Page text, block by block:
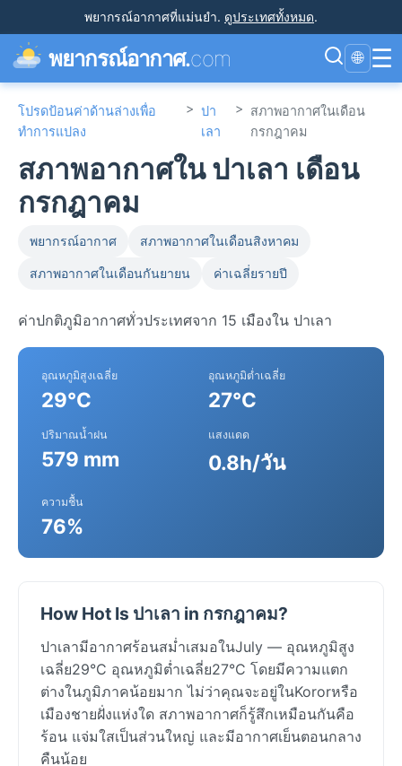
พยากรณ์อากาศที่แม่นยำ. ดูประเทศทั้งหมด.
พยากรณ์อากาศ.com 🌐 ☰
โปรดป้อนค่าด้านล่างเพื่อ
ทำการแปลง
> ปา
เลา
> สภาพอากาศในเดือน
กรกฎาคม
สภาพอากาศใน ปาเลา เดือน
กรกฎาคม
พยากรณ์อากาศ สภาพอากาศในเดือนสิงหาคม
สภาพอากาศในเดือนกันยายน ค่าเฉลี่ยรายปี
ค่าปกติภูมิอากาศทั่วประเทศจาก 15 เมืองใน ปาเลา
อุณหภูมิสูงเฉลี่ย
29°C
อุณหภูมิต่ำเฉลี่ย
27°C
ปริมาณน้ำฝน
579 mm
แสงแดด
0.8h/วัน
ความชื้น
76%
How Hot Is ปาเลา in กรกฎาคม?
ปาเลามีอากาศร้อนสม่ำเสมอในJuly — อุณหภูมิสูง
เฉลี่ย29°C อุณหภูมิต่ำเฉลี่ย27°C โดยมีความแตก
ต่างในภูมิภาคน้อยมาก ไม่ว่าคุณจะอยู่ในKororหรือ
เมืองชายฝั่งแห่งใด สภาพอากาศก็รู้สึกเหมือนกันคือ
ร้อน แจ่มใสเป็นส่วนใหญ่ และมีอากาศเย็นตอนกลาง
คืนน้อย